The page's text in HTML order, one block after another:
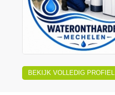
BEKIJK VOLLEDIG PROFIEL